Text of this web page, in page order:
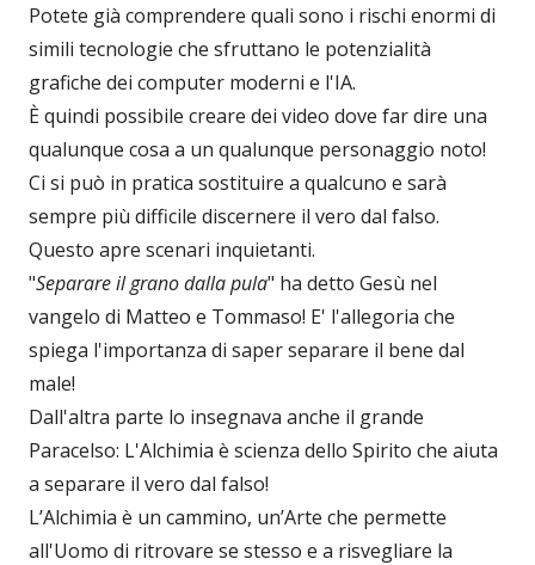
Potete già comprendere quali sono i rischi enormi di
simili tecnologie che sfruttano le potenzialità
grafiche dei computer moderni e l'IA.
È quindi possibile creare dei video dove far dire una
qualunque cosa a un qualunque personaggio noto!
Ci si può in pratica sostituire a qualcuno e sarà
sempre più difficile discernere il vero dal falso.
Questo apre scenari inquietanti.
"Separare il grano dalla pula" ha detto Gesù nel
vangelo di Matteo e Tommaso! E' l'allegoria che
spiega l'importanza di saper separare il bene dal
male!
Dall'altra parte lo insegnava anche il grande
Paracelso: L'Alchimia è scienza dello Spirito che aiuta
a separare il vero dal falso!
L’Alchimia è un cammino, un’Arte che permette
all'Uomo di ritrovare se stesso e a risvegliare la